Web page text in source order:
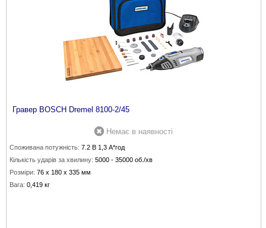
Гравер BOSCH Dremel 8100-2/45
Немає в наявності
Споживана потужність: 7.2 В 1,3 А*год
Кількість ударів за хвилину: 5000 - 35000 об./хв
Розміри: 76 х 180 х 335 мм
Вага: 0,419 кг